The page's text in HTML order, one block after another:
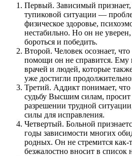
Первый. Зависимый признает,
тупиковой ситуации —
физическое здоровье,
нестабильно. Но он не
бороться и победить.
Второй. Человек осознает,
помощи он не справится. Ему
врачей и людей, которые
уже достигли
Третий. Аддикт понимает,
судьбу Высшим силам,
разрешении трудной
силы для исправления.
Четвертый. Больной
годы зависимости многих
родных. Он не стремится как-
безжалостно вносит в список